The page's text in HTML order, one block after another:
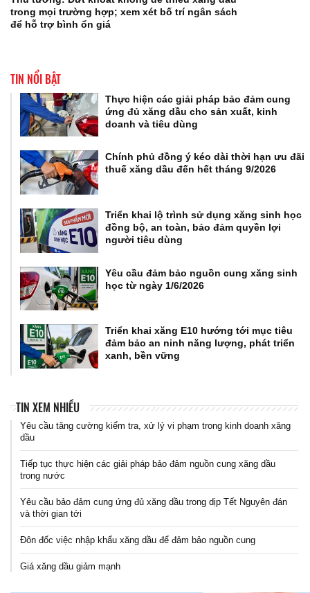
trong mọi trường hợp; xem xét bố trí ngân sách
để hỗ trợ bình ổn giá
TIN NỔI BẬT
Thực hiện các giải pháp bảo đảm cung
ứng đủ xăng dầu cho sản xuất, kinh
doanh và tiêu dùng
Chính phủ đồng ý kéo dài thời hạn ưu đãi
thuế xăng dầu đến hết tháng 9/2026
Triển khai lộ trình sử dụng xăng sinh học
đồng bộ, an toàn, bảo đảm quyền lợi
người tiêu dùng
Yêu cầu đảm bảo nguồn cung xăng sinh
học từ ngày 1/6/2026
Triển khai xăng E10 hướng tới mục tiêu
đảm bảo an ninh năng lượng, phát triển
xanh, bền vững
TIN XEM NHIỀU
Yêu cầu tăng cường kiểm tra, xử lý vi phạm trong kinh doanh xăng
dầu
Tiếp tục thực hiện các giải pháp bảo đảm nguồn cung xăng dầu
trong nước
Yêu cầu bảo đảm cung ứng đủ xăng dầu trong dịp Tết Nguyên đán
và thời gian tới
Đôn đốc việc nhập khẩu xăng dầu để đảm bảo nguồn cung
Giá xăng dầu giảm mạnh